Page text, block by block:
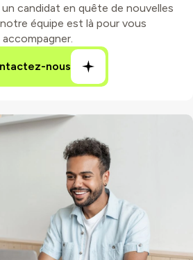
candidat en quête de nouvelles
équipe est là pour vous
accompagner.